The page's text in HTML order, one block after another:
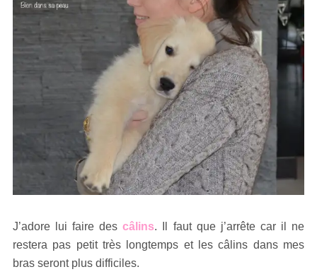
J’adore lui faire descâlins. Il faut que j’arrête car il ne
restera pas petit très longtemps et les câlins dans mes
bras seront plus difficiles.